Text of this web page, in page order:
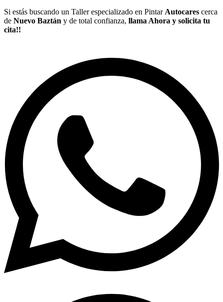
Si estás buscando un Taller especializado en Pintar Autocares cerca
de Nuevo Baztán y de total confianza, llama Ahora y solicita tu
cita!!